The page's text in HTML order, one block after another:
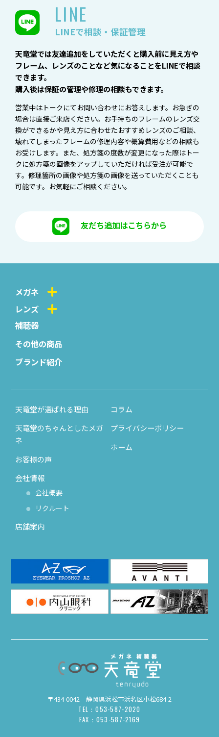
LINE
LINEで相談・保証管理
天竜堂では友達追加をしていただくと購入前に見え方や
フレーム、レンズのことなど気になることをLINEで相談
できます。
購入後は保証の管理や修理の相談もできます。
営業中はトークにてお問い合わせにお答えします。お急ぎの
場合は直接ご来店ください。お手持ちのフレームのレンズ交
換ができるかや見え方に合わせたおすすめレンズのご相談、
壊れてしまったフレームの修理内容や概算費用などの相談も
お受けします。また、処方箋の度数が変更になった際はトー
クに処方箋の画像をアップしていただければ受注が可能で
す。修理箇所の画像や処方箋の画像を送っていただくことも
可能です。お気軽にご相談ください。
友だち追加はこちらから
メガネ
レンズ
補聴器
その他の商品
ブランド紹介
天竜堂が選ばれる理由
天竜堂のちゃんとしたメガ
ネ
お客様の声
会社情報
会社概要
リクルート
店舗案内
コラム
プライバシーポリシー
ホーム
〒434-0042 静岡県浜松市浜名区小松684-2
TEL：053-587-2020
FAX：053-587-2169